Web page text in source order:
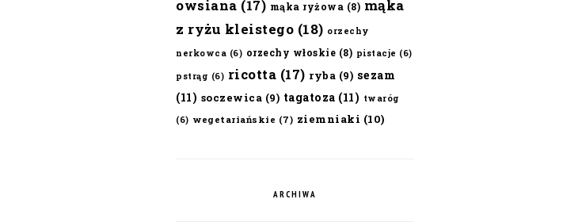
owsiana (17) mąka ryżowa (8) mąka
z ryżu kleistego (18) orzechy
nerkowca (6) orzechy włoskie (8) pistacje (6)
pstrąg (6) ricotta (17) ryba (9) sezam
(11) soczewica (9) tagatoza (11) twaróg
(6) wegetariańskie (7) ziemniaki (10)
ARCHIWA